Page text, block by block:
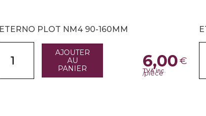
ETERNO PLOT NM4 90-160MM
AJOUTER
AU
PANIER
6,00€
TVA inc.
/pièce